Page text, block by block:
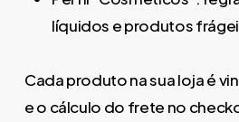
líquidos e produtos
Cada produto na sua loja é
e o cálculo do frete no